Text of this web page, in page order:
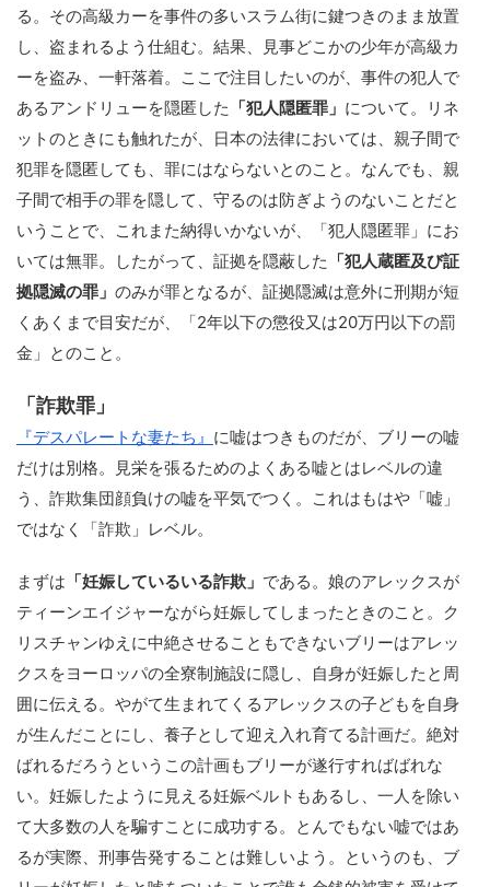
る。その高級カーを事件の多いスラム街に鍵つきのまま放置
し、盗まれるよう仕組む。結果、見事どこかの少年が高級カ
ーを盗み、一軒落着。ここで注目したいのが、事件の犯人で
あるアンドリューを隠匿した 「犯人隠匿罪」 について。リネ
ットのときにも触れたが、日本の法律においては、親子間で
犯罪を隠匿しても、罪にはならないとのこと。なんでも、親
子間で相手の罪を隠して、守るのは防ぎようのないことだと
いうことで、これまた納得いかないが、「犯人隠匿罪」にお
いては無罪。したがって、証拠を隠蔽した 「犯人蔵匿及び証
拠隠滅の罪」 のみが罪となるが、証拠隠滅は意外に刑期が短
くあくまで目安だが、「2年以下の懲役又は20万円以下の罰
金」とのこと。
「詐欺罪」
『デスパレートな妻たち』 に嘘はつきものだが、ブリーの嘘
だけは別格。見栄を張るためのよくある嘘とはレベルの違
う、詐欺集団顔負けの嘘を平気でつく。これはもはや「嘘」
ではなく「詐欺」レベル。
まずは 「妊娠しているいる詐欺」 である。娘のアレックスが
ティーンエイジャーながら妊娠してしまったときのこと。ク
リスチャンゆえに中絶させることもできないブリーはアレッ
クスをヨーロッパの全寮制施設に隠し、自身が妊娠したと周
囲に伝える。やがて生まれてくるアレックスの子どもを自身
が生んだことにし、養子として迎え入れ育てる計画だ。絶対
ばれるだろうというこの計画もブリーが遂行すればばれな
い。妊娠したように見える妊娠ベルトもあるし、一人を除い
て大多数の人を騙すことに成功する。とんでもない嘘ではあ
るが実際、刑事告発することは難しいよう。というのも、ブ